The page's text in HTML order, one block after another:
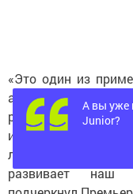
«Это один из
работаем. Но
и
линейку
развивает наш
А вы уже
Junior?